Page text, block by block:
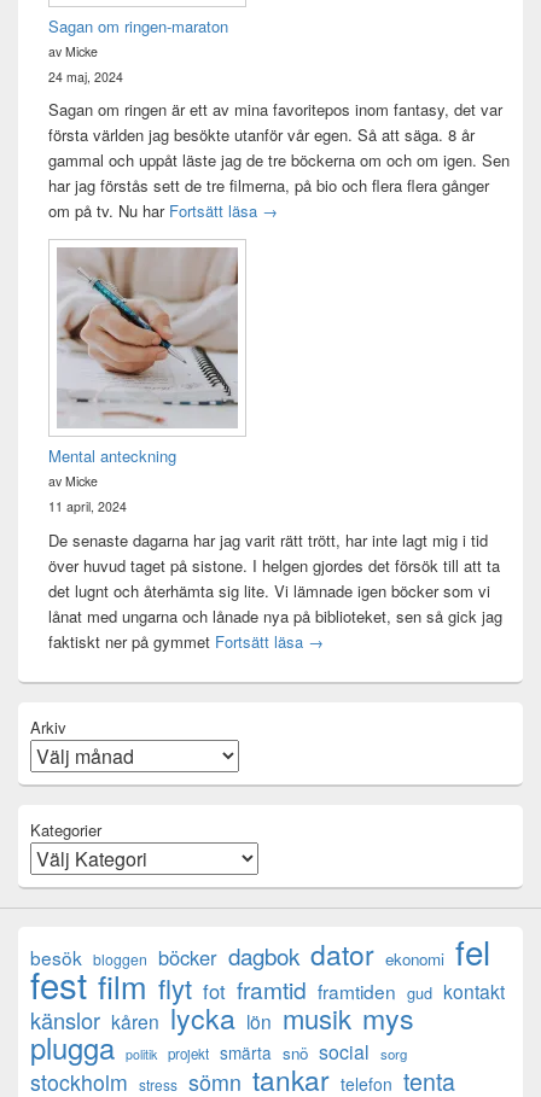
Sagan om ringen-maraton
av Micke
24 maj, 2024
Sagan om ringen är ett av mina favoritepos inom fantasy, det var
första världen jag besökte utanför vår egen. Så att säga. 8 år
gammal och uppåt läste jag de tre böckerna om och om igen. Sen
har jag förstås sett de tre filmerna, på bio och flera flera gånger
om på tv. Nu har Fortsätt läsa Sagan om ringen-maraton
→
Mental anteckning
av Micke
11 april, 2024
De senaste dagarna har jag varit rätt trött, har inte lagt mig i tid
över huvud taget på sistone. I helgen gjordes det försök till att ta
det lugnt och återhämta sig lite. Vi lämnade igen böcker som vi
lånat med ungarna och lånade nya på biblioteket, sen så gick jag
faktiskt ner på gymmet Fortsätt läsa Mental anteckning
→
Arkiv
Kategorier
besök bloggen böcker dagbok dator ekonomi fel
fest film flyt fot framtid framtiden gud kontakt
känslor kåren lycka lön musik mys
plugga politik projekt smärta snö social sorg
stockholm stress sömn tankar telefon tenta